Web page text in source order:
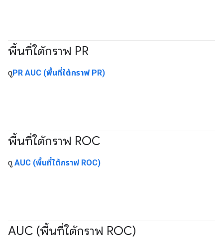
พื้นที่ใต้กราฟ PR
ดูPR AUC (พื้นที่ใต้กราฟ PR)
พื้นที่ใต้กราฟ ROC
ดู AUC (พื้นที่ใต้กราฟ ROC)
AUC (พื้นที่ใต้กราฟ ROC)